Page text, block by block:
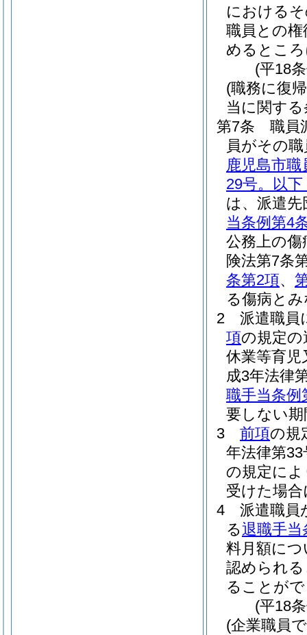
における
職員との
めるとこ
(平18
(職務に復
当に関す
第7条
職員
員がその
鹿児島市
29号。以
は、派遣
当条例第4
公務上の傷
険法第7条
条第2項、
る傷病と
2
派遣職員
項の規定の
休業等育
成3年法律
職手当条例
要しない
3
前項の規
年法律第33
の規定に
受けた場
4
派遣職員
る退職手当
料月額に
認められ
ることが
(平18
(企業職員